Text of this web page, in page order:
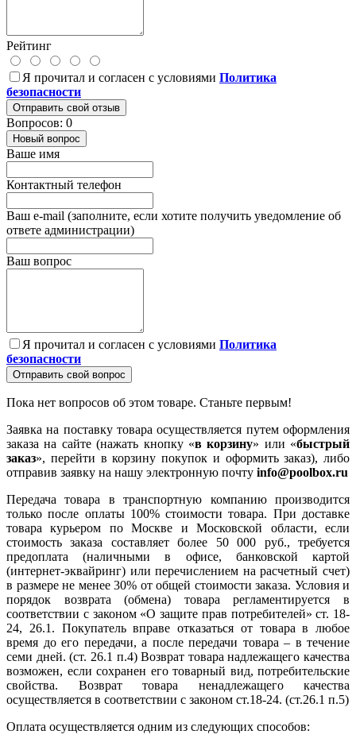
Рейтинг
Я прочитал и согласен с условиями Политика
безопасности
Отправить свой отзыв
Вопросов: 0
Новый вопрос
Ваше имя
Контактный телефон
Ваш e-mail (заполните, если хотите получить уведомление об
ответе администрации)
Ваш вопрос
Я прочитал и согласен с условиями Политика
безопасности
Отправить свой вопрос
Пока нет вопросов об этом товаре. Станьте первым!
Заявка на поставку товара осуществляется путем оформления
заказа на сайте (нажать кнопку «в корзину» или «быстрый
заказ», перейти в корзину покупок и оформить заказ), либо
отправив заявку на нашу электронную почту info@poolbox.ru
Передача товара в транспортную компанию производится
только после оплаты 100% стоимости товара. При доставке
товара курьером по Москве и Московской области, если
стоимость заказа составляет более 50 000 руб., требуется
предоплата (наличными в офисе, банковской картой
(интернет-эквайринг) или перечислением на расчетный счет)
в размере не менее 30% от общей стоимости заказа. Условия и
порядок возврата (обмена) товара регламентируется в
соответствии с законом «О защите прав потребителей» ст. 18-
24, 26.1. Покупатель вправе отказаться от товара в любое
время до его передачи, а после передачи товара – в течение
семи дней. (ст. 26.1 п.4) Возврат товара надлежащего качества
возможен, если сохранен его товарный вид, потребительские
свойства. Возврат товара ненадлежащего качества
осуществляется в соответствии с законом ст.18-24. (ст.26.1 п.5)
Оплата осуществляется одним из следующих способов: